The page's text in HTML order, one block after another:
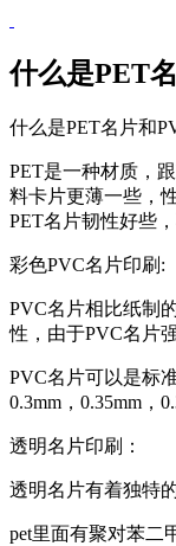
什么是PET
什么是PET名片和
PET是一种材质，
料卡片更薄一些，
PET名片韧性好些
彩色PVC名片印刷:
PVC名片相比纸制
性，由于PVC名片
PVC名片可以是标
0.3mm，0.35mm，
透明名片印刷：
透明名片有着独特
pet里面有聚对苯二